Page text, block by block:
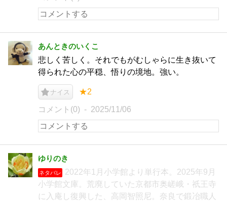
あんときのいくこ
悲しく苦しく。それでもがむしゃらに生き抜いて
得られた心の平穏、悟りの境地。強い。
ナイス ★2
コメント(0) 2025/11/06
ゆりのき
ネタバレ
2022年1月小学館より単行本。2025年9月
小学館文庫。荒廃していた京都市奥嵯峨・祇王寺
に入庵し復興した、高岡智照尼。奈良で鍛冶職人